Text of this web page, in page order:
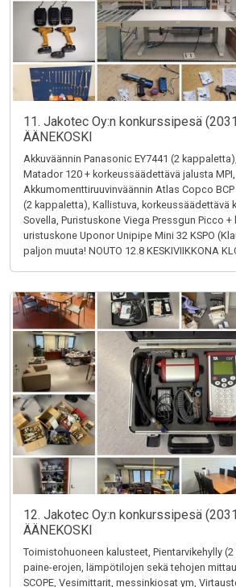
11. Jakotec Oy:n konkurssipesä
ÄÄNEKOSKI
Akkuväännin Panasonic EY7441 (2
Matador 120 + korkeussäädettävä jalusta MPI,
Akkumomenttiruuvinväännin Atlas Copco BCP
(2 kappaletta), Kallistuva, korkeussäädettävä
Sovella, Puristuskone Viega Pressgun Picco +
uristuskone Uponor Unipipe Mini 32 KSPO
paljon muuta! NOUTO 12.8 KESKIVIIKKONA
12. Jakotec Oy:n konkurssipesä
ÄÄNEKOSKI
Toimistohuoneen kalusteet, Pientarvikehylly
paine-erojen, lämpötilojen sekä tehojen
SCOPE, Vesimittarit, messinkiosat ym,